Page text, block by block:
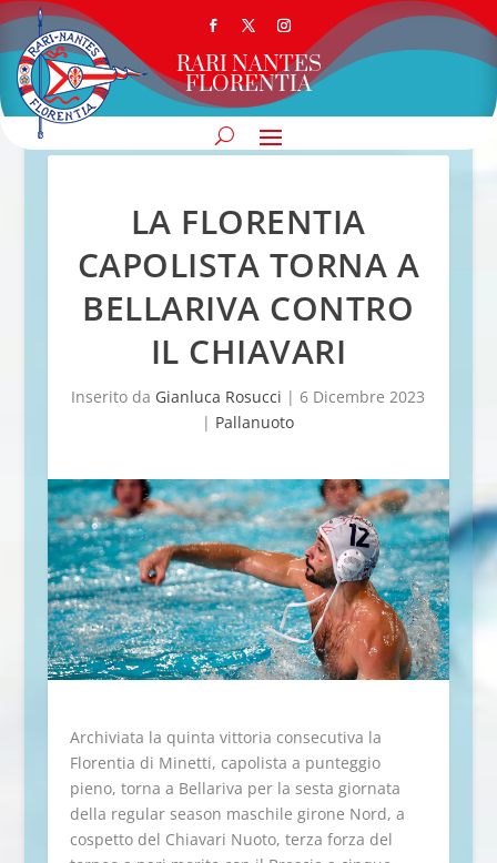
RARI NANTES
FLORENTIA
LA FLORENTIA
CAPOLISTA TORNA A
BELLARIVA CONTRO
IL CHIAVARI
Inserito da Gianluca Rosucci | 6 Dicembre 2023
| Pallanuoto
Archiviata la quinta vittoria consecutiva la
Florentia di Minetti, capolista a punteggio
pieno, torna a Bellariva per la sesta giornata
della regular season maschile girone Nord, a
cospetto del Chiavari Nuoto, terza forza del